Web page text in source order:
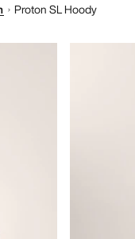
Proton SL Hoody